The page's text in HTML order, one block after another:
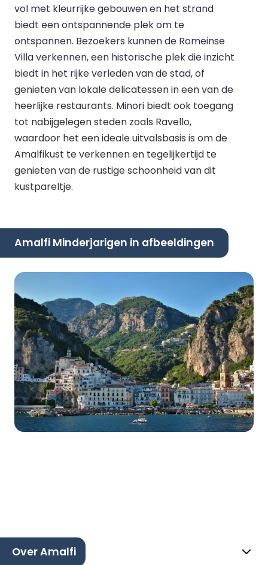
vol met kleurrijke gebouwen en het strand
biedt een ontspannende plek om te
ontspannen. Bezoekers kunnen de Romeinse
Villa verkennen, een historische plek die inzicht
biedt in het rijke verleden van de stad, of
genieten van lokale delicatessen in een van de
heerlijke restaurants. Minori biedt ook toegang
tot nabijgelegen steden zoals Ravello,
waardoor het een ideale uitvalsbasis is om de
Amalfikust te verkennen en tegelijkertijd te
genieten van de rustige schoonheid van dit
kustpareltje.
Amalfi Minderjarigen in afbeeldingen
Over Amalfi